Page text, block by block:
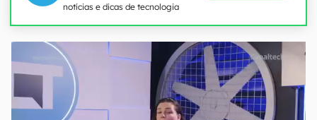
notícias e dicas de tecnologia